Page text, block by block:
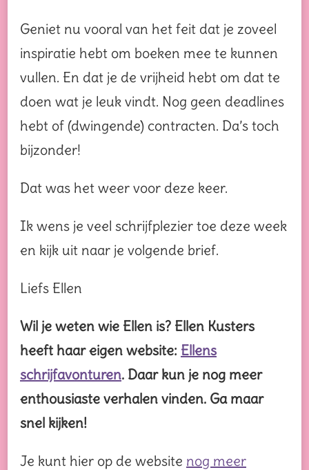
Geniet nu vooral van het feit dat je zoveel
inspiratie hebt om boeken mee te kunnen
vullen. En dat je de vrijheid hebt om dat te
doen wat je leuk vindt. Nog geen deadlines
hebt of (dwingende) contracten. Da’s toch
bijzonder!
Dat was het weer voor deze keer.
Ik wens je veel schrijfplezier toe deze week
en kijk uit naar je volgende brief.
Liefs Ellen
Wil je weten wie Ellen is? Ellen Kusters
heeft haar eigen website: Ellens
schrijfavonturen. Daar kun je nog meer
enthousiaste verhalen vinden. Ga maar
snel kijken!
Je kunt hier op de website nog meer